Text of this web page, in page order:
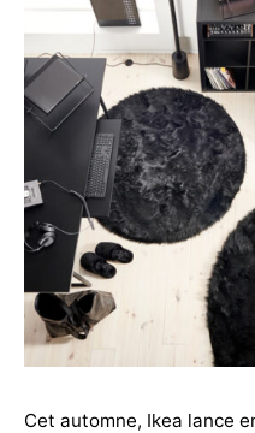
Cet automne, Ikea lance